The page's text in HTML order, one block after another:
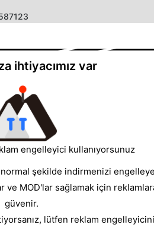
ihtiyacımız var
engelleyici kullanıyorsunuz
şekilde indirmenizi
ve MOD'lar sağlamak için
güvenir.
lütfen reklam